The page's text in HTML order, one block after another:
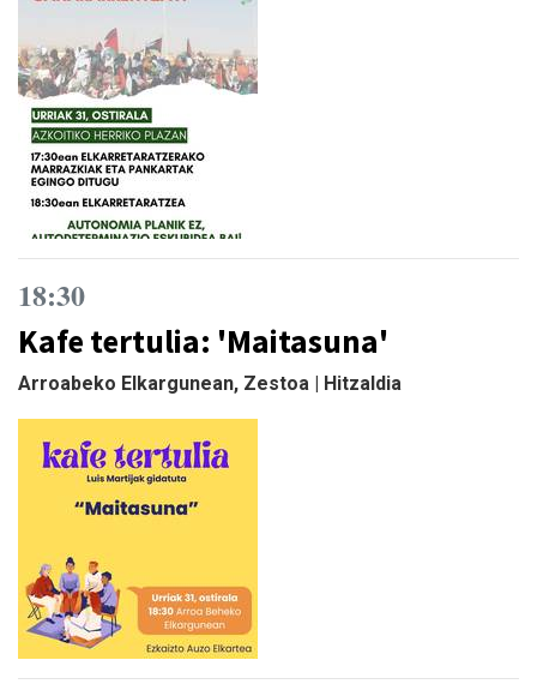
18:30
Kafe tertulia: 'Maitasuna'
Arroabeko Elkargunean, Zestoa | Hitzaldia